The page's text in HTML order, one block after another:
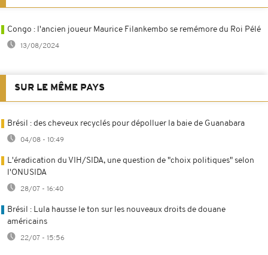
Congo : l'ancien joueur Maurice Filankembo se remémore du Roi Pélé
13/08/2024
SUR LE MÊME PAYS
Brésil : des cheveux recyclés pour dépolluer la baie de Guanabara
04/08 - 10:49
L'éradication du VIH/SIDA, une question de "choix politiques" selon
l'ONUSIDA
28/07 - 16:40
Brésil : Lula hausse le ton sur les nouveaux droits de douane
américains
22/07 - 15:56